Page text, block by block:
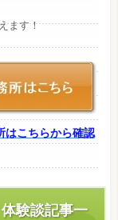
ます！
はこちらから確認
験談記事一